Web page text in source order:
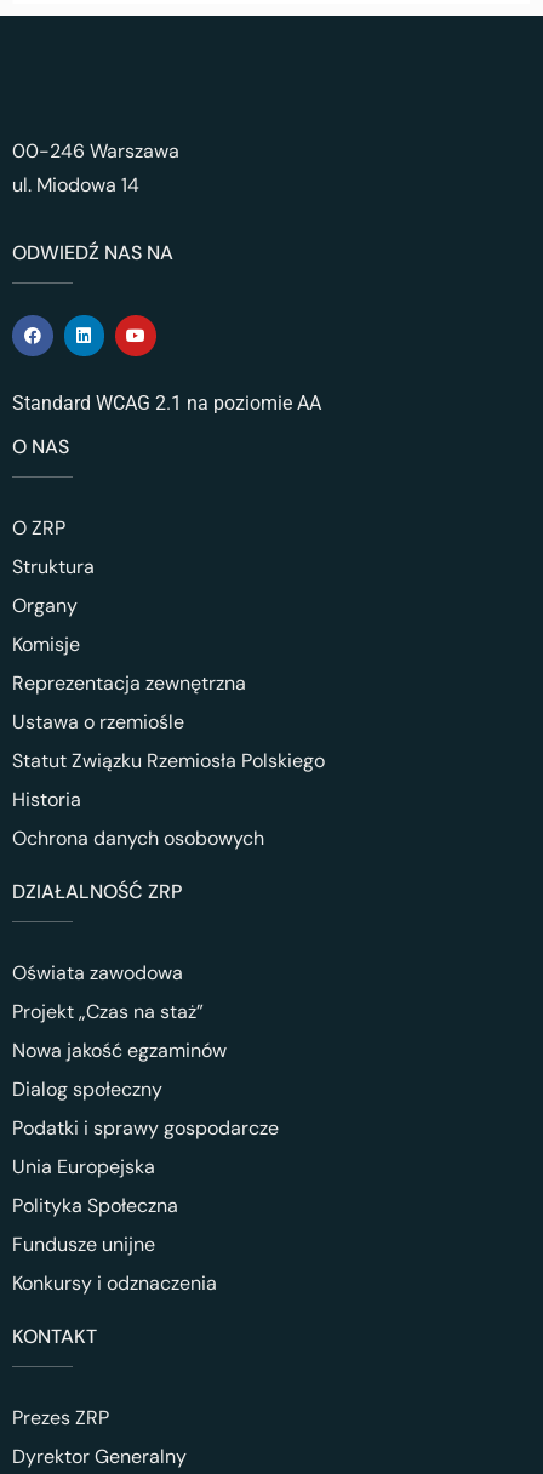
00-246 Warszawa
ul. Miodowa 14
ODWIEDŹ NAS NA
Standard WCAG 2.1 na poziomie AA
O NAS
O ZRP
Struktura
Organy
Komisje
Reprezentacja zewnętrzna
Ustawa o rzemiośle
Statut Związku Rzemiosła Polskiego
Historia
Ochrona danych osobowych
DZIAŁALNOŚĆ ZRP
Oświata zawodowa
Projekt „Czas na staż”
Nowa jakość egzaminów
Dialog społeczny
Podatki i sprawy gospodarcze
Unia Europejska
Polityka Społeczna
Fundusze unijne
Konkursy i odznaczenia
KONTAKT
Prezes ZRP
Dyrektor Generalny